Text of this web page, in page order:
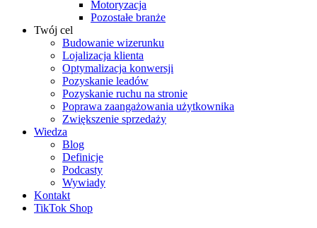
Motoryzacja
Pozostałe branże
Twój cel
Budowanie wizerunku
Lojalizacja klienta
Optymalizacja konwersji
Pozyskanie leadów
Pozyskanie ruchu na stronie
Poprawa zaangażowania użytkownika
Zwiększenie sprzedaży
Wiedza
Blog
Definicje
Podcasty
Wywiady
Kontakt
TikTok Shop